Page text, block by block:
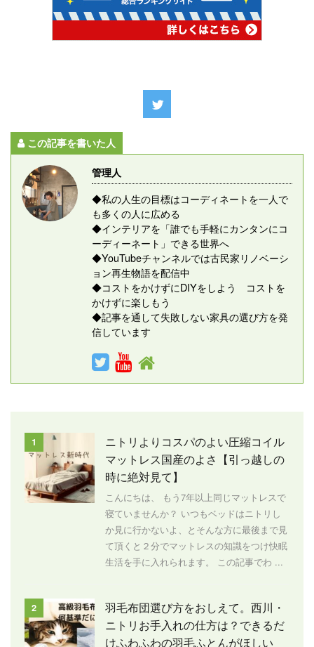
この記事を書いた人
管理人
◆私の人生の目標はコーディネートを一人で
も多くの人に広める
◆インテリアを「誰でも手軽にカンタンにコ
ーディーネート」できる世界へ
◆YouTubeチャンネルでは古民家リノベーシ
ョン再生物語を配信中
◆コストをかけずにDIYをしよう コストを
かけずに楽しもう
◆記事を通して失敗しない家具の選び方を発
信しています
1
ニトリよりコスパのよい圧縮コイル
マットレス国産のよさ【引っ越しの
時に絶対見て】
こんにちは、 もう7年以上同じマットレスで
寝ていませんか？ いつもベッドはニトリし
か見に行かないよ、とそんな方に最後まで見
て頂くと２分でマットレスの知識をつけ快眠
生活を手に入れられます。 この記事でわ ...
2
羽毛布団選び方をおしえて。西川・
ニトリお手入れの仕方は？できるだ
けふわふわの羽毛ふとんがほしい